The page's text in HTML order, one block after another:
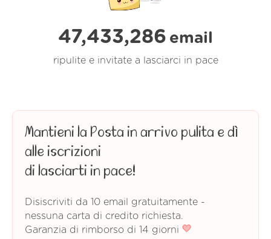
47,433,286 email
ripulite e invitate a lasciarci in pace
Mantieni la Posta in arrivo pulita e dì
alle iscrizioni
di lasciarti in pace!
Disiscriviti da 10 email gratuitamente -
nessuna carta di credito richiesta.
Garanzia di rimborso di 14 giorni